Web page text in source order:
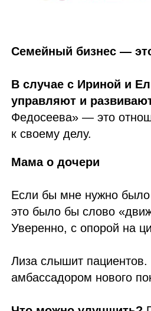
Семейный бизнес —
В случае с Ириной и
управляют и
Федосеева» — это
к своему делу.
Мама о дочери
Если бы мне нужно
это было бы слово
Уверенно, с опорой на
Лиза слышит
амбассадором нового